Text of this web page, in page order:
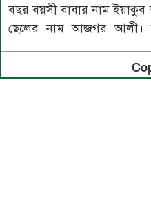
বছর বয়সী বাবার নাম
ছেলের নাম আজগর আলী।